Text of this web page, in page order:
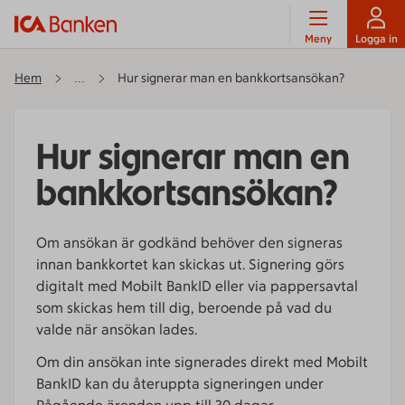
Meny Logga in
Hem ... Hur signerar man en bankkortsansökan?
Hur signerar man en
bankkortsansökan?
Om ansökan är godkänd behöver den signeras
innan bankkortet kan skickas ut. Signering görs
digitalt med Mobilt BankID eller via pappersavtal
som skickas hem till dig, beroende på vad du
valde när ansökan lades.
Om din ansökan inte signerades direkt med Mobilt
BankID kan du återuppta signeringen under